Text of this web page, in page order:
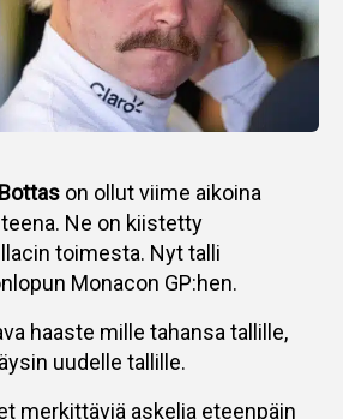
on ollut viime aikoina
Ne on kiistetty
toimesta. Nyt talli
Monacon GP:hen.
haaste mille tahansa tallille,
uudelle tallille.
merkittäviä askelia eteenpäin